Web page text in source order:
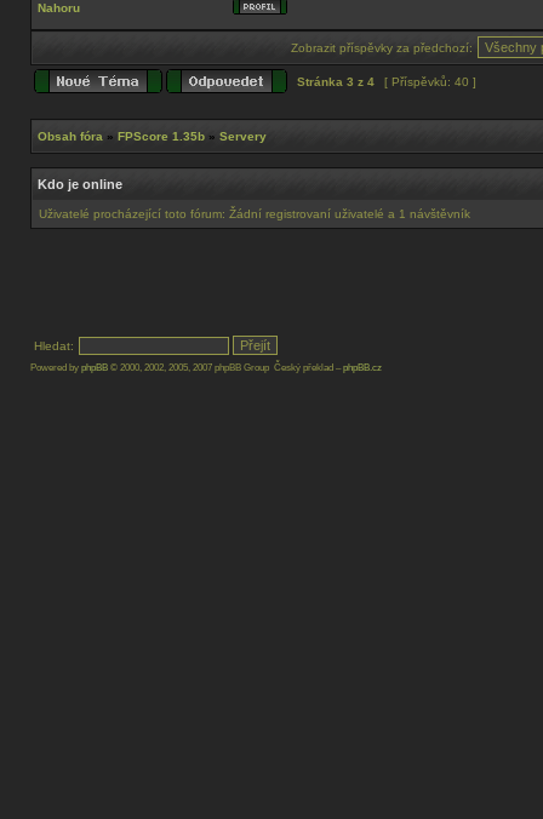
Nahoru
Zobrazit příspěvky za předchozí:
Stránka 3 z 4 [ Příspěvků: 40 ]
Obsah fóra » FPScore 1.35b » Servery
Kdo je online
Uživatelé procházející toto fórum: Žádní registrovaní uživatelé a 1 návštěvník
Hledat:
Powered by phpBB © 2000, 2002, 2005, 2007 phpBB Group Český překlad –phpBB.cz